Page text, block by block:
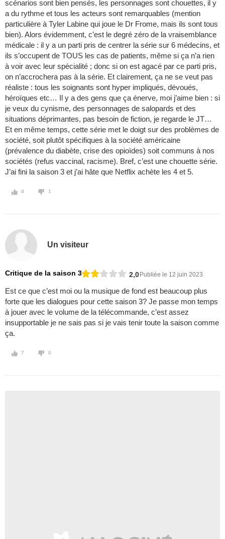
scénarios sont bien pensés, les personnages sont chouettes, il y
a du rythme et tous les acteurs sont remarquables (mention
particulière à Tyler Labine qui joue le Dr Frome, mais ils sont tous
bien). Alors évidemment, c’est le degré zéro de la vraisemblance
médicale : il y a un parti pris de centrer la série sur 6 médecins, et
ils s’occupent de TOUS les cas de patients, même si ça n’a rien
à voir avec leur spécialité ; donc si on est agacé par ce parti pris,
on n’accrochera pas à la série. Et clairement, ça ne se veut pas
réaliste : tous les soignants sont hyper impliqués, dévoués,
héroïques etc… Il y a des gens que ça énerve, moi j’aime bien : si
je veux du cynisme, des personnages de salopards et des
situations déprimantes, pas besoin de fiction, je regarde le JT…
Et en même temps, cette série met le doigt sur des problèmes de
société, soit plutôt spécifiques à la société américaine
(prévalence du diabète, crise des opioïdes) soit communs à nos
sociétés (refus vaccinal, racisme). Bref, c’est une chouette série.
J’ai fini la saison 3 et j’ai hâte que Netflix achète les 4 et 5.
4 1
Un visiteur
Critique de la saison 3 2,0Publiée le 12 juin 2023
Est ce que c’est moi ou la musique de fond est beaucoup plus
forte que les dialogues pour cette saison 3? Je passe mon temps
à jouer avec le volume de la télécommande, c’est assez
insupportable je ne sais pas si je vais tenir toute la saison comme
ça.
7 0